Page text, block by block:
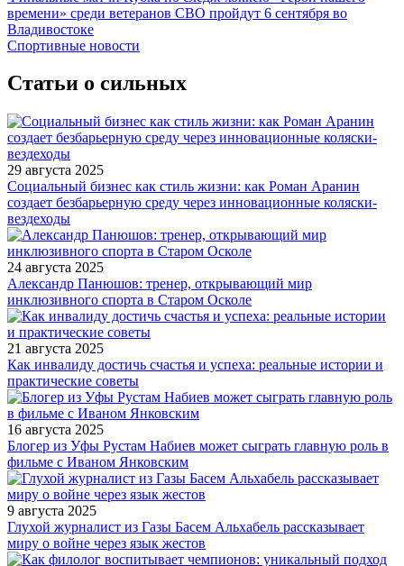
времени» среди ветеранов СВО пройдут 6 сентября во
Владивостоке
Спортивные новости
Статьи о сильных
29 августа 2025
Социальный бизнес как стиль жизни: как Роман Аранин
создает безбарьерную среду через инновационные коляски-
вездеходы
24 августа 2025
Александр Панюшов: тренер, открывающий мир
инклюзивного спорта в Старом Осколе
21 августа 2025
Как инвалиду достичь счастья и успеха: реальные истории и
практические советы
16 августа 2025
Блогер из Уфы Рустам Набиев может сыграть главную роль в
фильме с Иваном Янковским
9 августа 2025
Глухой журналист из Газы Басем Альхабель рассказывает
миру о войне через язык жестов